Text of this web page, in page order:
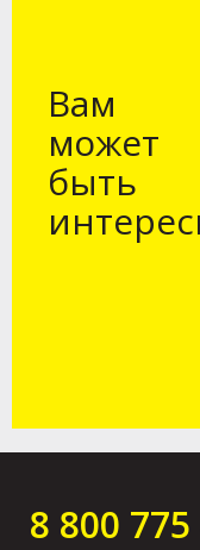
Вам
может
быть
8 800